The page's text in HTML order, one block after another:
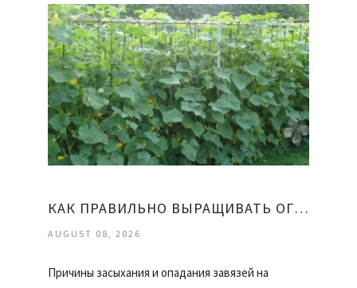
КАК ПРАВИЛЬНО ВЫРАЩИВАТЬ ОГУРЦЫ
AUGUST 08, 2026
Причины засыхания и опадания завязей на